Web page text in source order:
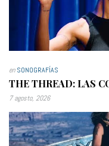
enSONOGRAFÍAS
THE THREAD: LAS
7 agosto, 2026